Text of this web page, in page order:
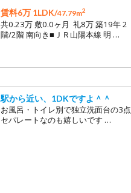
賃料6万 1LDK/47.79m2
共0.23万 敷0.0ヶ月 礼8万 築19年 2
階/2階 南向き■ＪＲ山陽本線 明 …
駅から近い、1DKですよ＾＾
お風呂・トイレ別で独立洗面台の3点
セパレートなのも嬉しいです …